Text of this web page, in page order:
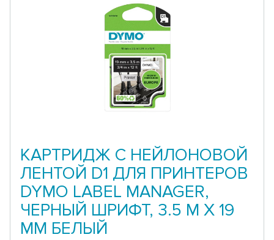
КАРТРИДЖ С НЕЙЛОНОВОЙ
ЛЕНТОЙ D1 ДЛЯ ПРИНТЕРОВ
DYMO LABEL MANAGER,
ЧЕРНЫЙ ШРИФТ, 3.5 М X 19
ММ БЕЛЫЙ